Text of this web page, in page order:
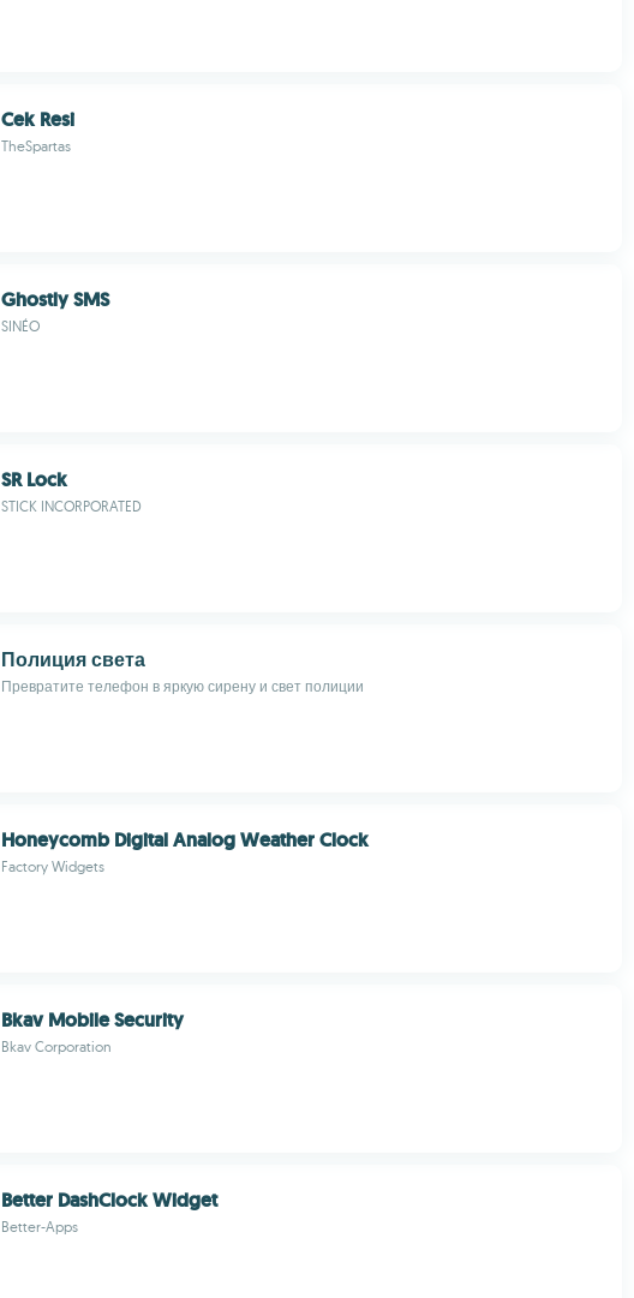
Cek Resi
TheSpartas
Ghostly SMS
SINÉO
SR Lock
STICK INCORPORATED
Полиция света
Превратите телефон в яркую сирену и свет полиции
Honeycomb Digital Analog Weather Clock
Factory Widgets
Bkav Mobile Security
Bkav Corporation
Better DashClock Widget
Better-Apps